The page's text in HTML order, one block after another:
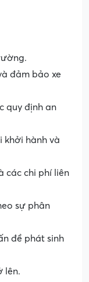
đảm bảo xe
quy định an
khởi hành và
các chi phí liên
sự phân
đề phát sinh
lên.